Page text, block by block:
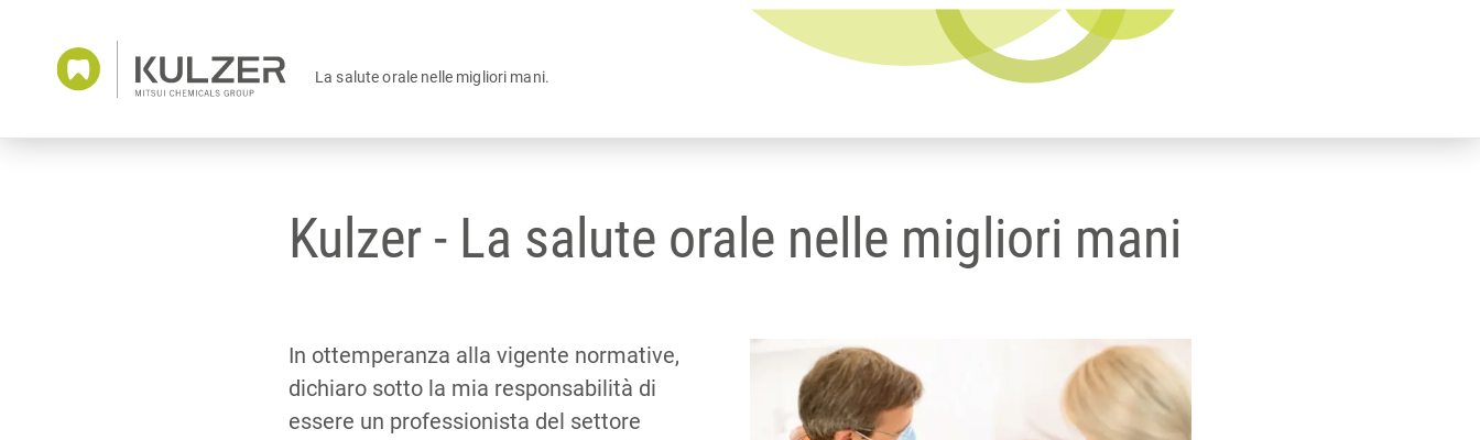
La salute orale nelle migliori mani.
Kulzer - La salute orale nelle migliori mani
In ottemperanza alla vigente normative,
dichiaro sotto la mia responsabilità di
essere un professionista del settore